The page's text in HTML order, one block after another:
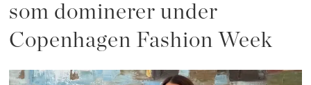
som dominerer under
Copenhagen Fashion Week